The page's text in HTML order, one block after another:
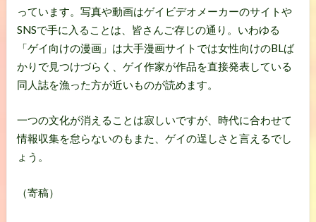
っています。写真や動画はゲイビデオメーカーのサイトや
SNSで手に入ることは、皆さんご存じの通り。いわゆる
「ゲイ向けの漫画」は大手漫画サイトでは女性向けのBLば
かりで見つけづらく、ゲイ作家が作品を直接発表している
同人誌を漁った方が近いものが読めます。
一つの文化が消えることは寂しいですが、時代に合わせて
情報収集を怠らないのもまた、ゲイの逞しさと言えるでし
ょう。
（寄稿）